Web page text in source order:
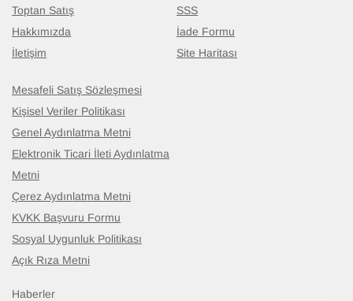
Toptan Satış
Hakkımızda
İletişim
SSS
İade Formu
Site Haritası
Mesafeli Satış Sözleşmesi
Kişisel Veriler Politikası
Genel Aydınlatma Metni
Elektronik Ticari İleti Aydınlatma
Metni
Çerez Aydınlatma Metni
KVKK Başvuru Formu
Sosyal Uygunluk Politikası
Açık Rıza Metni
Haberler